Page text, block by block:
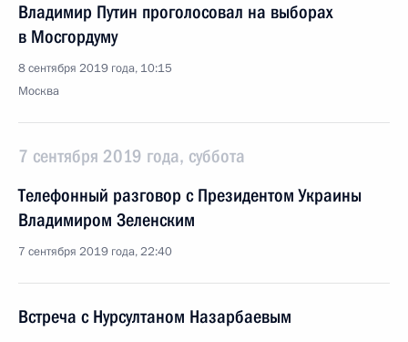
Владимир Путин проголосовал на выборах
в Мосгордуму
8 сентября 2019 года, 10:15
Москва
7 сентября 2019 года, суббота
Телефонный разговор с Президентом Украины
Владимиром Зеленским
7 сентября 2019 года, 22:40
Встреча с Нурсултаном Назарбаевым